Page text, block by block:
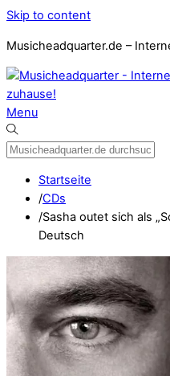
Skip to content
Musicheadquarter.de –
Menu
Startseite
/CDs
/Sasha outet sich als
Deutsch